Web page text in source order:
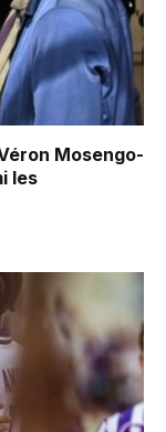
Mosengo-
les